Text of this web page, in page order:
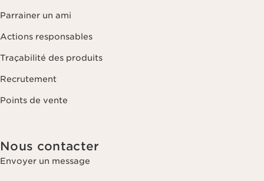
Parrainer un ami
Actions responsables
Traçabilité des produits
Recrutement
Points de vente
Nous contacter
Envoyer un message